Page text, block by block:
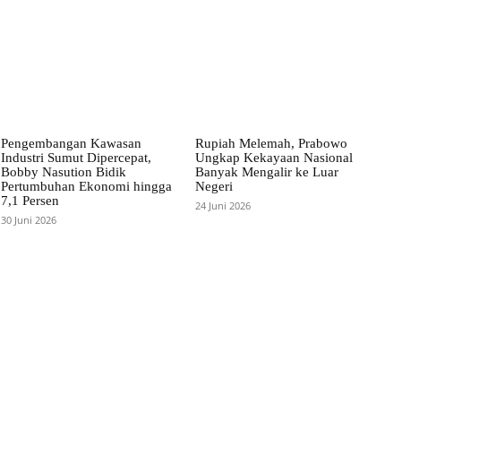
Pengembangan Kawasan
Industri Sumut Dipercepat,
Bobby Nasution Bidik
Pertumbuhan Ekonomi hingga
7,1 Persen
30 Juni 2026
Rupiah Melemah, Prabowo
Ungkap Kekayaan Nasional
Banyak Mengalir ke Luar
Negeri
24 Juni 2026